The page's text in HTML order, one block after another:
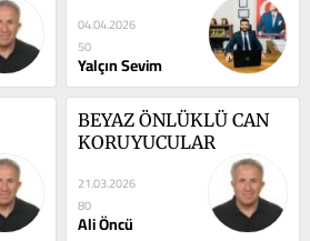
04.04.2026
50
Yalçın Sevim
BEYAZ ÖNLÜKLÜ CAN
KORUYUCULAR
21.03.2026
80
Ali Öncü